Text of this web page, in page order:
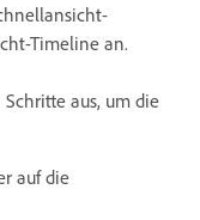
Timeline an.
aus, um die
auf die